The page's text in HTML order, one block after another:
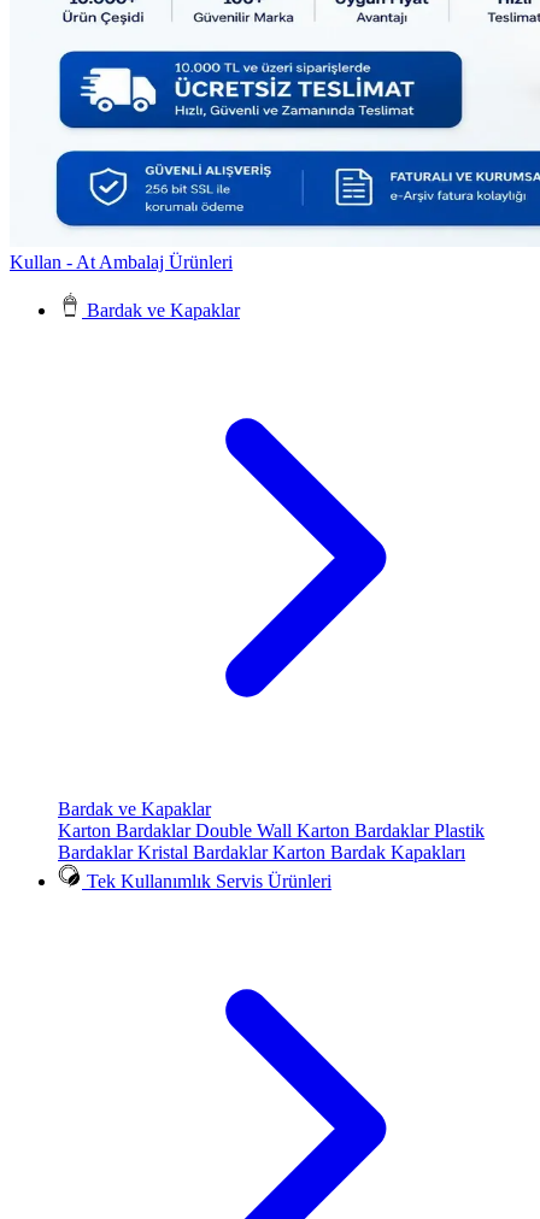
Kullan - At Ambalaj Ürünleri
Bardak ve Kapaklar
Bardak ve Kapaklar
Karton BardaklarDouble Wall Karton BardaklarPlastik
BardaklarKristal BardaklarKarton Bardak Kapakları
Tek Kullanımlık Servis Ürünleri